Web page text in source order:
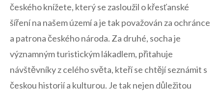
českého ‌knížete, který se zasloužil o křesťanské
šíření⁢ na našem území a je tak‍ považován‌ za ‍ochránce
a patrona⁢ českého národa. ⁤Za druhé, socha je ​
významným turistickým ⁢lákadlem,‌ přitahuje
návštěvníky z celého světa, kteří se chtějí seznámit s
českou historií a kulturou. Je tak nejen‍ důležitou‍